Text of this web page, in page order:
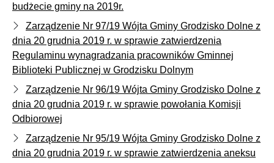
budżecie gminy na 2019r.
Zarządzenie Nr 97/19 Wójta Gminy Grodzisko Dolne z
dnia 20 grudnia 2019 r. w sprawie zatwierdzenia
Regulaminu wynagradzania pracowników Gminnej
Biblioteki Publicznej w Grodzisku Dolnym
Zarządzenie Nr 96/19 Wójta Gminy Grodzisko Dolne z
dnia 20 grudnia 2019 r. w sprawie powołania Komisji
Odbiorowej
Zarządzenie Nr 95/19 Wójta Gminy Grodzisko Dolne z
dnia 20 grudnia 2019 r. w sprawie zatwierdzenia aneksu